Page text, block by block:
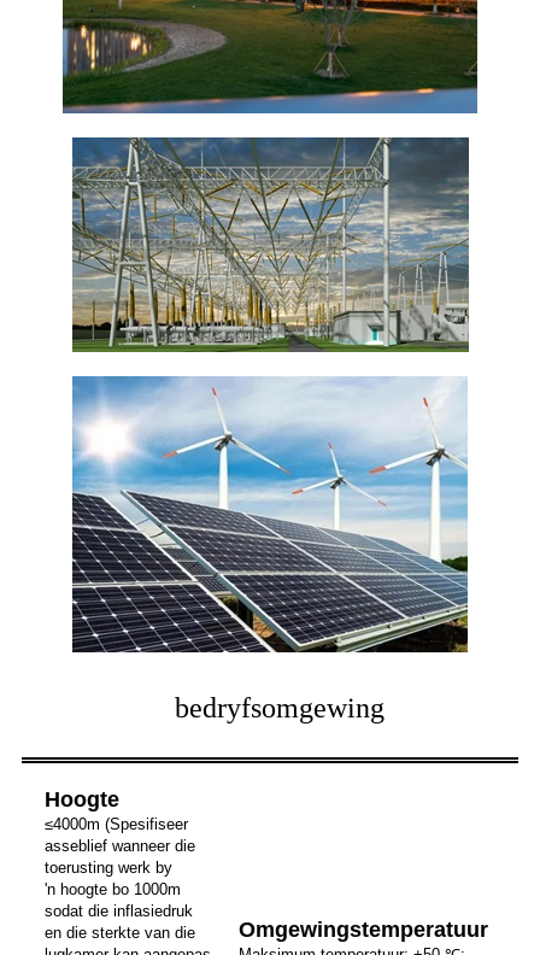
bedryfsomgewing
Hoogte
≤4000m (Spesifiseer
asseblief wanneer die
toerusting werk by
'n hoogte bo 1000m
sodat die inflasiedruk
en die sterkte van die
Omgewingstemperatuur